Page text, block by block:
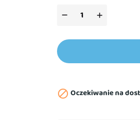
 Oczekiwanie na